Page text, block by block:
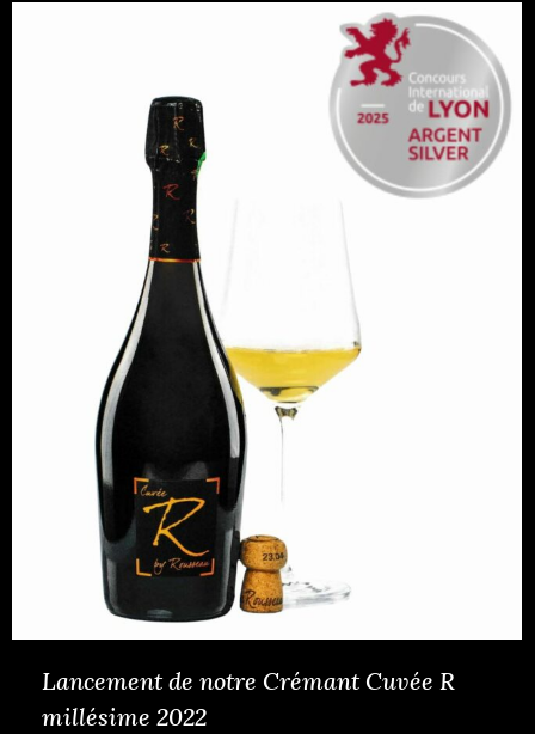
Lancement de notre Crémant Cuvée R
millésime 2022